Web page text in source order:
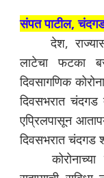
संपत पाटील,
देश,
लाटेचा फटका
दिवसागणिक
दिवसभरात
एप्रिलपासून
दिवसभरात चंदगड